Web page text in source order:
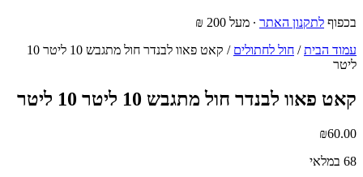
בכפוף לתקנון האתר ∙ מעל 200 ₪
עמוד הבית/ חול לחתולים
/ קאט פאוו לבנדר חול מתגבש 10 ליטר 10
ליטר
קאט פאוו לבנדר חול מתגבש 10 ליטר 10 ליטר
₪60.00
68 במלאי